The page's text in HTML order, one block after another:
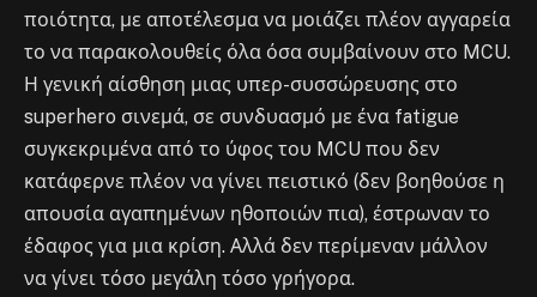
ποιότητα, με αποτέλεσμα να μοιάζει πλέον αγγαρεία
το να παρακολουθείς όλα όσα συμβαίνουν στο MCU.
Η γενική αίσθηση μιας υπερ-συσσώρευσης στο
superhero σινεμά, σε συνδυασμό με ένα fatigue
συγκεκριμένα από το ύφος του MCU που δεν
κατάφερνε πλέον να γίνει πειστικό (δεν βοηθούσε η
απουσία αγαπημένων ηθοποιών πια), έστρωναν το
έδαφος για μια κρίση. Αλλά δεν περίμεναν μάλλον
να γίνει τόσο μεγάλη τόσο γρήγορα.